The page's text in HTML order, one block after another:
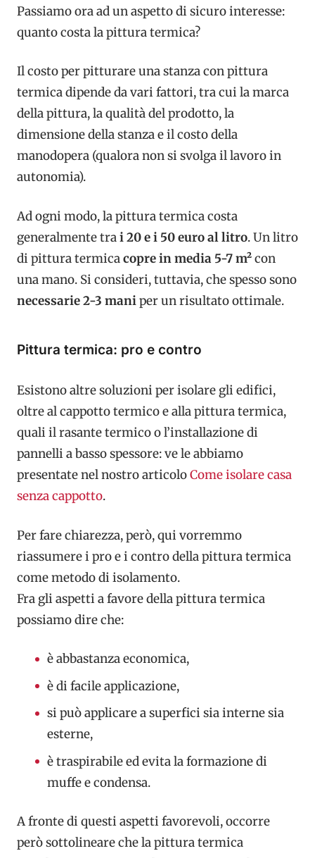
Passiamo ora ad un aspetto di sicuro interesse:
quanto costa la pittura termica?
Il costo per pitturare una stanza con pittura
termica dipende da vari fattori, tra cui la marca
della pittura, la qualità del prodotto, la
dimensione della stanza e il costo della
manodopera (qualora non si svolga il lavoro in
autonomia).
Ad ogni modo, la pittura termica costa
generalmente trai 20 e i 50 euro al litro. Un litro
di pittura termicacopre in media 5-7 m²con
una mano. Si consideri, tuttavia, che spesso sono
necessarie2-3 maniper un risultato ottimale.
Pittura termica: pro e contro
Esistono altre soluzioni per isolare gli edifici,
oltre al cappotto termico e alla pittura termica,
quali il rasante termico o l’installazione di
pannelli a basso spessore: ve le abbiamo
presentate nel nostro articoloCome isolare casa
senza cappotto.
Per fare chiarezza, però, qui vorremmo
riassumere i pro e i contro della pittura termica
come metodo di isolamento.
Fra gli aspetti a favore della pittura termica
possiamo dire che:
è abbastanza economica,
è di facile applicazione,
si può applicare a superfici sia interne sia
esterne,
è traspirabile ed evita la formazione di
muffe e condensa.
A fronte di questi aspetti favorevoli, occorre
però sottolineare che la pittura termica